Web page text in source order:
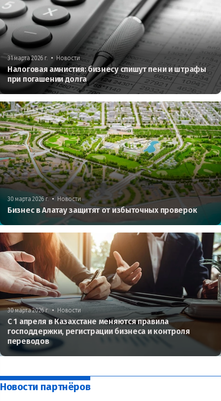
31 марта 2026 г. • Новости
Налоговая амнистия: бизнесу спишут пени и штрафы
при погашении долга
30 марта 2026 г. • Новости
Бизнес в Алатау защитят от избыточных проверок
30 марта 2026 г. • Новости
С 1 апреля в Казахстане меняются правила
господдержки, регистрации бизнеса и контроля
переводов
Новости партнёров